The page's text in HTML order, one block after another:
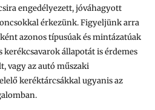
engedélyezett, jóváhagyott
érkezünk. Figyeljünk arra
azonos típusúak és mintázatúak
kerékcsavarok állapotát is érdemes
vagy az autó műszaki
keréktárcsákkal ugyanis az